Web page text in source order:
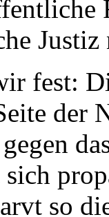
fest:
der
so